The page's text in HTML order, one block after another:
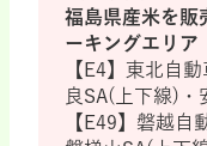
福島県産米を販
ーキングエリア
【E4】東北自
良SA(上下線)・
【E49】磐越自